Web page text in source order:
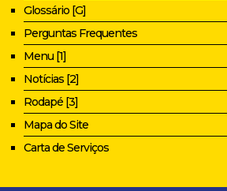
Glossário [G]
Perguntas Frequentes
Menu [1]
Notícias [2]
Rodapé [3]
Mapa do Site
Carta de Serviços